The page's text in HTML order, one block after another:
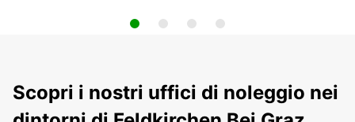
Scopri i nostri uffici di noleggio nei